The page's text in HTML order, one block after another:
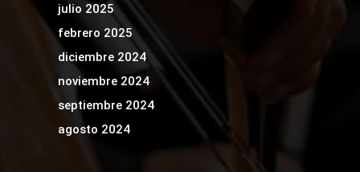
julio 2025
febrero 2025
diciembre 2024
noviembre 2024
septiembre 2024
agosto 2024